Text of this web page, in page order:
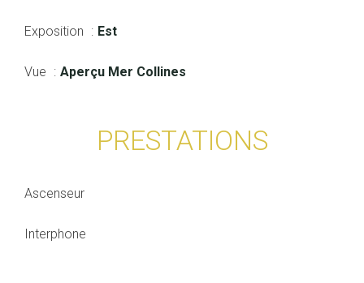
Exposition Est
Vue Aperçu Mer Collines
PRESTATIONS
Ascenseur
Interphone